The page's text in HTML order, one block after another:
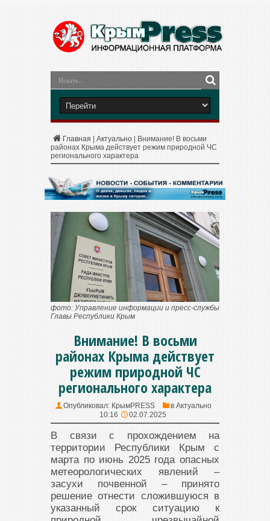
Главная Актуально
Внимание! В восьми
районах Крыма действует режим природной ЧС
регионального характера
фото: Управление информации и пресс-службы
Главы Республики Крым
Внимание! В восьми
районах Крыма действует
режим природной ЧС
регионального характера
Опубликовал: КрымPRESS в Актуально
10:16
02.07.2025
В связи с прохождением на
территории Республики Крым с
марта по июнь 2025 года опасных
метеорологических явлений –
засухи почвенной – принято
решение отнести сложившуюся в
указанный срок ситуацию к